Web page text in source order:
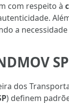
com respeito à
a
dos
) definem